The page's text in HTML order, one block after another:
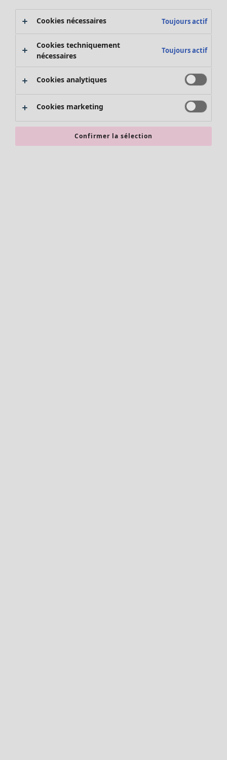
Promos SOLDES
Les promos de Gudrun Sjödén
Nouvel arrivage
Bonnes affaires en soldes - jusqu'à -70
Cookies nécessaires Toujours actif
Cookies techniquement
nécessaires
Toujours actif
Cookies analytiques
Cookies marketing
Confirmer la sélection